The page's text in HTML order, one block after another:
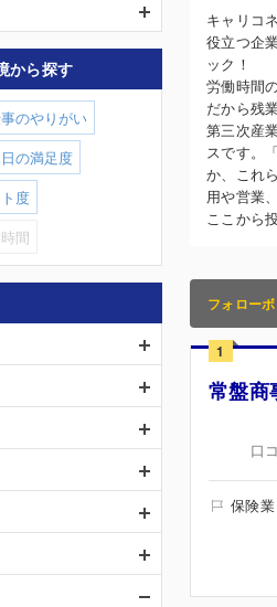
キャリコ
役立つ企
ック！
労働時間
だから残
第三次産
スです。
か、これ
用や営業
ここから
フォロー
1
常盤商
口
保険業
から探す
のやりがい
の満足度
度
間